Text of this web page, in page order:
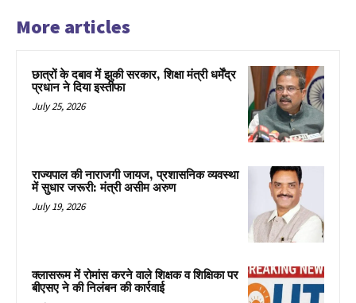
More articles
छात्रों के दबाव में झुकी सरकार, शिक्षा मंत्री धर्मेंद्र
प्रधान ने दिया इस्तीफा
July 25, 2026
राज्यपाल की नाराजगी जायज, प्रशासनिक व्यवस्था
में सुधार जरूरी: मंत्री असीम अरुण
July 19, 2026
क्लासरूम में रोमांस करने वाले शिक्षक व शिक्षिका पर
बीएसए ने की निलंबन की कार्रवाई